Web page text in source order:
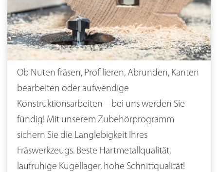
Ob Nuten fräsen, Profilieren, Abrunden, Kanten
bearbeiten oder aufwendige
Konstruktionsarbeiten – bei uns werden Sie
fündig! Mit unserem Zubehörprogramm
sichern Sie die Langlebigkeit Ihres
Fräswerkzeugs. Beste Hartmetallqualität,
laufruhige Kugellager, hohe Schnittqualität!